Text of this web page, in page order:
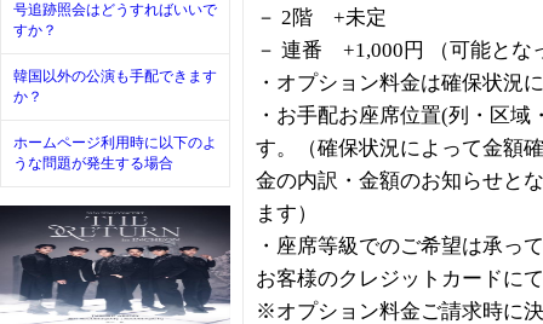
号追跡照会はどうすればいいで
すか？
韓国以外の公演も手配できます
か？
ホームページ利用時に以下のよ
うな問題が発生する場合
－ 2階 +未定
－ 連番 +1,000円 （可能とな
・オプション料金は確保状況
・お手配お座席位置(列・区
す。（確保状況によって金額
金の内訳・金額のお知らせと
ます）
・座席等級でのご希望は承っ
お客様のクレジットカードに
※オプション料金ご請求時に